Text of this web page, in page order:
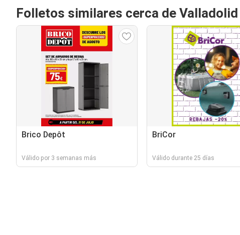
Folletos similares cerca de Valladolid
Brico Depôt
Válido por 3 semanas más
BriCor
Válido durante 25 días